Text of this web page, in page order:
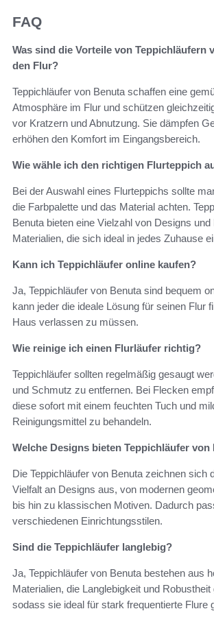
FAQ
Was sind die Vorteile von Teppichläufern
den Flur?
Teppichläufer von Benuta schaffen eine
Atmosphäre im Flur und schützen
vor Kratzern und Abnutzung. Sie dämpfen
erhöhen den Komfort im Eingangsbereich.
Wie wähle ich den richtigen Flurteppich
Bei der Auswahl eines Flurteppichs sollte
die Farbpalette und das Material achten.
Benuta bieten eine Vielzahl von Designs
Materialien, die sich ideal in jedes Zuhause
Kann ich Teppichläufer online kaufen?
Ja, Teppichläufer von Benuta sind bequem
kann jeder die ideale Lösung für seinen Flur
Haus verlassen zu müssen.
Wie reinige ich einen Flurläufer richtig?
Teppichläufer sollten regelmäßig gesaugt
und Schmutz zu entfernen. Bei Flecken
diese sofort mit einem feuchten Tuch und
Reinigungsmittel zu behandeln.
Welche Designs bieten Teppichläufer von
Die Teppichläufer von Benuta zeichnen sich
Vielfalt an Designs aus, von modernen
bis hin zu klassischen Motiven. Dadurch
verschiedenen Einrichtungsstilen.
Sind die Teppichläufer langlebig?
Ja, Teppichläufer von Benuta bestehen aus
Materialien, die Langlebigkeit und Robustheit
sodass sie ideal für stark frequentierte Flure